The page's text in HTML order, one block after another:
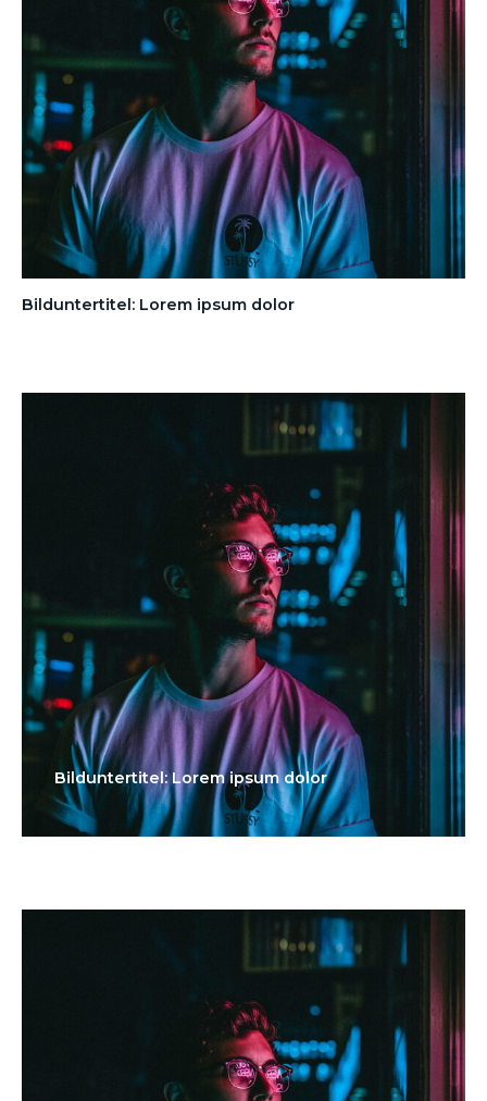
Bilduntertitel: Lorem ipsum dolor
Bilduntertitel: Lorem ipsum dolor